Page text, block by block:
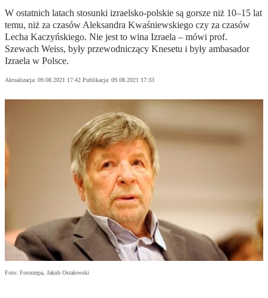
W ostatnich latach stosunki izraelsko-polskie są gorsze niż 10–15 lat
temu, niż za czasów Aleksandra Kwaśniewskiego czy za czasów
Lecha Kaczyńskiego. Nie jest to wina Izraela – mówi prof.
Szewach Weiss, były przewodniczący Knesetu i były ambasador
Izraela w Polsce.
Aktualizacja: 09.08.2021 17:42 Publikacja: 09.08.2021 17:33
Foto: Fotorzepa, Jakub Ostałowski